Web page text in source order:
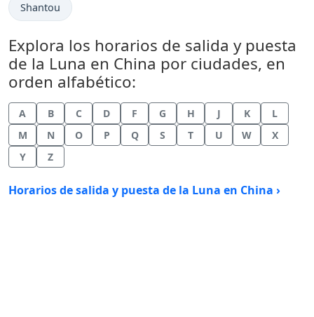
Shantou
Explora los horarios de salida y puesta
de la Luna en China por ciudades, en
orden alfabético:
A B C D F G H J K
L
M
N O P Q S T U W
X
Y
Z
Horarios de salida y puesta de la Luna en China ›